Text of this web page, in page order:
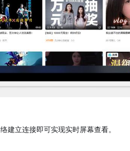
建立连接即可实现实时屏幕查看。